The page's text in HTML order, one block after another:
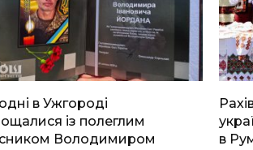
в Ужгороді
із полеглим
Володимиром
в